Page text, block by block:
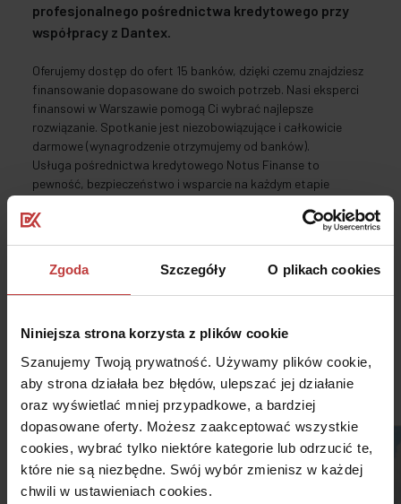
Zgoda Szczegóły O plikach cookies
Niniejsza strona korzysta z plików cookie
Szanujemy Twoją prywatność. Używamy plików cookie,
aby strona działała bez błędów, ulepszać jej działanie
oraz wyświetlać mniej przypadkowe, a bardziej
dopasowane oferty. Możesz zaakceptować wszystkie
cookies, wybrać tylko niektóre kategorie lub odrzucić te,
które nie są niezbędne. Swój wybór zmienisz w każdej
chwili w ustawieniach cookies.
profesjonalnego pośrednictwa kredytowego przy
współpracy z Dantex.
Oferujemy dostęp do ofert 15 banków, dzięki czemu znajdziesz
finansowanie dopasowane do swoich potrzeb. Nasi eksperci
finansowi w Warszawie pomogą Ci wybrać najlepsze
rozwiązanie. Spotkanie jest niezobowiązujące i całkowicie
darmowe (wynagrodzenie otrzymujemy od banków).
Usługa pośrednictwa kredytowego Notus Finanse to
pewność, bezpieczeństwo i wsparcie na każdym etapie
Dostępne projekty mieszkaniowe 5